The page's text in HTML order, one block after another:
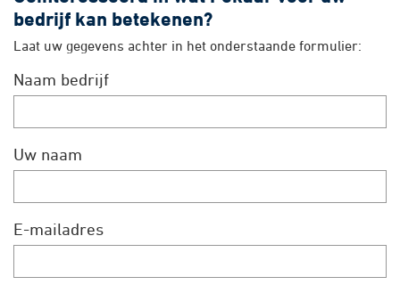
bedrijf kan betekenen?
Laat uw gegevens achter in het onderstaande formulier:
Naam bedrijf
Uw naam
E-mailadres